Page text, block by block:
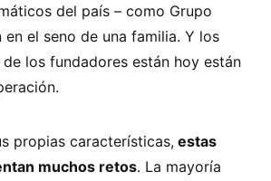
del país – como Grupo
en el seno de una familia. Y los
los fundadores están hoy están
propias características, estas
muchos retos. La mayoría